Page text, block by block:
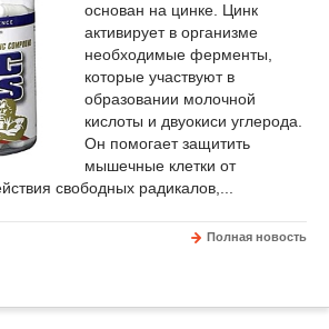
основан на цинке. Цинк
активирует в организме
необходимые ферменты,
которые участвуют в
образовании молочной
кислоты и двуокиси углерода.
Он помогает защитить
мышечные клетки от
свободных радикалов,...
Полная новость